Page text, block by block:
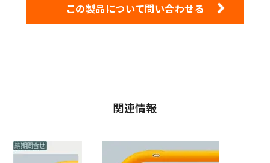
この製品について問い合わせる
関連情報